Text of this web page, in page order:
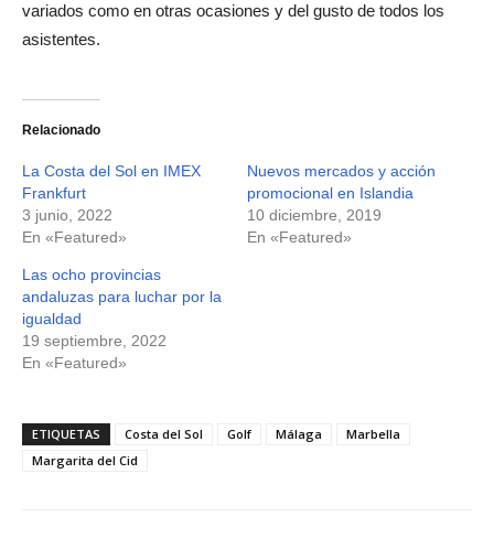
variados como en otras ocasiones y del gusto de todos los
asistentes.
Relacionado
La Costa del Sol en IMEX
Frankfurt
3 junio, 2022
En «Featured»
Nuevos mercados y acción
promocional en Islandia
10 diciembre, 2019
En «Featured»
Las ocho provincias
andaluzas para luchar por la
igualdad
19 septiembre, 2022
En «Featured»
ETIQUETAS Costa del Sol Golf Málaga
Marbella
Margarita del Cid